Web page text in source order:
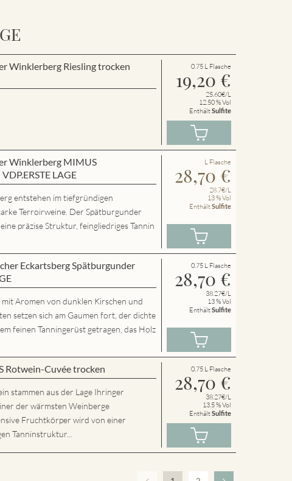
Winklerberg Riesling trocken
0.75 L Flasche
19,20 €
25.60€/L
12.50 % Vol
EnthältSulfite
Winklerberg MIMUS
LAGE
entstehen im tiefgründigen
Terroirweine. Der Spätburgunder
präzise Struktur, feingliedriges Tannin
L Flasche
28,70 €
28.7€/L
13 % Vol
EnthältSulfite
Eckartsberg Spätburgunder
Aromen von dunklen Kirschen und
setzen sich am Gaumen fort, der dichte
feinen Tanningerüst getragen, das Holz
0.75 L Flasche
28,70 €
38.27€/L
13 % Vol
EnthältSulfite
Rotwein-Cuvée trocken
stammen aus der Lage Ihringer
der wärmsten Weinberge
Fruchtkörper wird von einer
Tanninstruktur...
0.75 L Flasche
28,70 €
38.27€/L
13.5 % Vol
EnthältSulfite